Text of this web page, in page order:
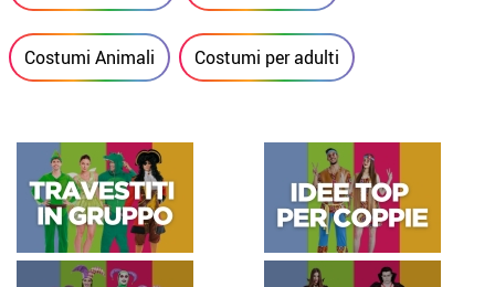
Costumi Animali Costumi per adulti